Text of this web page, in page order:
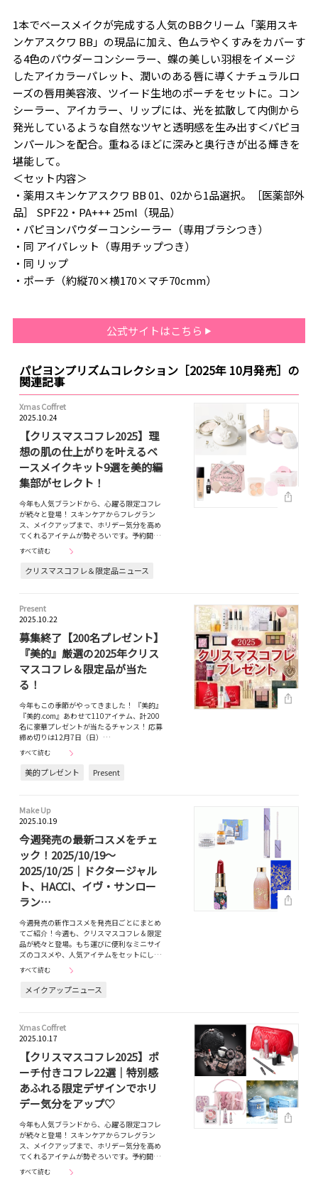
1本でベースメイクが完成する人気のBBクリーム「薬用スキ
ンケアスクワ BB」の現品に加え、色ムラやくすみをカバーす
る4色のパウダーコンシーラー、蝶の美しい羽根をイメージ
したアイカラーパレット、潤いのある唇に導くナチュラルロ
ーズの唇用美容液、ツイード生地のポーチをセットに。コン
シーラー、アイカラー、リップには、光を拡散して内側から
発光しているような自然なツヤと透明感を生み出す＜パピヨ
ンパール＞を配合。重ねるほどに深みと奥行きが出る輝きを
堪能して。
＜セット内容＞
・薬用スキンケアスクワ BB 01、02から1品選択。［医薬部外
品］ SPF22・PA+++ 25ml（現品）
・パピヨンパウダーコンシーラー（専用ブラシつき）
・同 アイパレット（専用チップつき）
・同 リップ
・ポーチ（約縦70×横170×マチ70cmm）
公式サイトはこちら
パピヨンプリズムコレクション［2025年 10月発売］の
関連記事
Xmas Coffret
2025.10.24
【クリスマスコフレ2025】理
想の肌の仕上がりを叶えるベ
ースメイクキット9選を美的編
集部がセレクト！
今年も人気ブランドから、心躍る限定コフレ
が続々と登場！ スキンケアからフレグラン
ス、メイクアップまで、ホリデー気分を高め
てくれるアイテムが勢ぞろいです。予約開…
すべて読む
クリスマスコフレ＆限定品ニュース
Present
2025.10.22
募集終了【200名プレゼント】
『美的』厳選の2025年クリス
マスコフレ＆限定品が当た
る！
今年もこの季節がやってきました！ 『美的』
『美的.com』あわせて110アイテム、計200
名に豪華プレゼントが当たるチャンス！ 応募
締め切りは12月7日（日）…
すべて読む
美的プレゼント Present
Make Up
2025.10.19
今週発売の最新コスメをチェ
ック！2025/10/19～
2025/10/25｜ドクタージャル
ト、HACCI、イヴ・サンロー
ラン…
今週発売の新作コスメを発売日ごとにまとめ
てご紹介！今週も、クリスマスコフレ＆限定
品が続々と登場。もち運びに便利なミニサイ
ズのコスメや、人気アイテムをセットにし…
すべて読む
メイクアップニュース
Xmas Coffret
2025.10.17
【クリスマスコフレ2025】ポ
ーチ付きコフレ22選｜特別感
あふれる限定デザインでホリ
デー気分をアップ♡
今年も人気ブランドから、心躍る限定コフレ
が続々と登場！ スキンケアからフレグラン
ス、メイクアップまで、ホリデー気分を高め
てくれるアイテムが勢ぞろいです。予約開…
すべて読む